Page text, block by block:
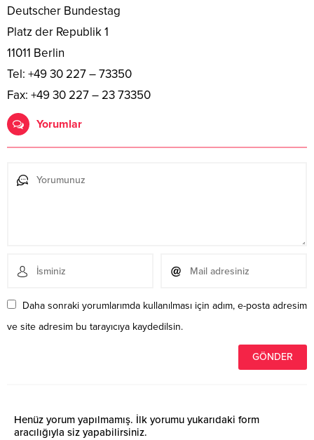
Deutscher Bundestag
Platz der Republik 1
11011 Berlin
Tel: +49 30 227 – 73350
Fax: +49 30 227 – 23 73350
Yorumlar
Daha sonraki yorumlarımda kullanılması için adım, e-posta adresim
ve site adresim bu tarayıcıya kaydedilsin.
Henüz yorum yapılmamış. İlk yorumu yukarıdaki form
aracılığıyla siz yapabilirsiniz.